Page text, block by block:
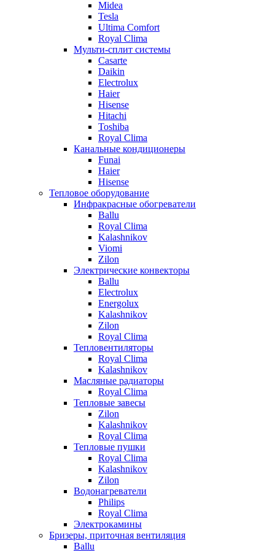
Midea
Tesla
Ultima Comfort
Royal Clima
Мульти-сплит системы
Casarte
Daikin
Electrolux
Haier
Hisense
Hitachi
Toshiba
Royal Clima
Канальные кондиционеры
Funai
Haier
Hisense
Тепловое оборудование
Инфракрасные обогреватели
Ballu
Royal Clima
Kalashnikov
Viomi
Zilon
Электрические конвекторы
Ballu
Electrolux
Energolux
Kalashnikov
Zilon
Royal Clima
Тепловентиляторы
Royal Clima
Kalashnikov
Масляные радиаторы
Royal Clima
Тепловые завесы
Zilon
Kalashnikov
Royal Clima
Тепловые пушки
Royal Clima
Kalashnikov
Zilon
Водонагреватели
Philips
Royal Clima
Электрокамины
Бризеры, приточная вентиляция
Ballu